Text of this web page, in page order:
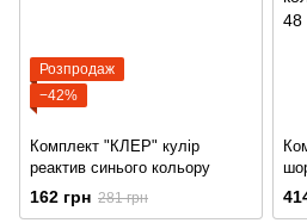
Розпродаж
−42%
Комплект "КЛЕР" кулір
реактив синього кольору
162 грн 281 грн